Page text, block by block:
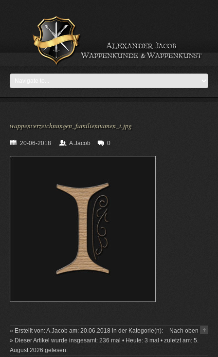
wappenverzeichnungen_familiennamen_i.jpg
20-06-2018 A.Jacob 0
Nach oben
» Erstellt von: A.Jacob am: 20.06.2018 in der Kategorie(n):
» Dieser Artikel wurde insgesamt: 236 mal • Heute: 3 mal • zuletzt am: 5.
August 2026 gelesen.